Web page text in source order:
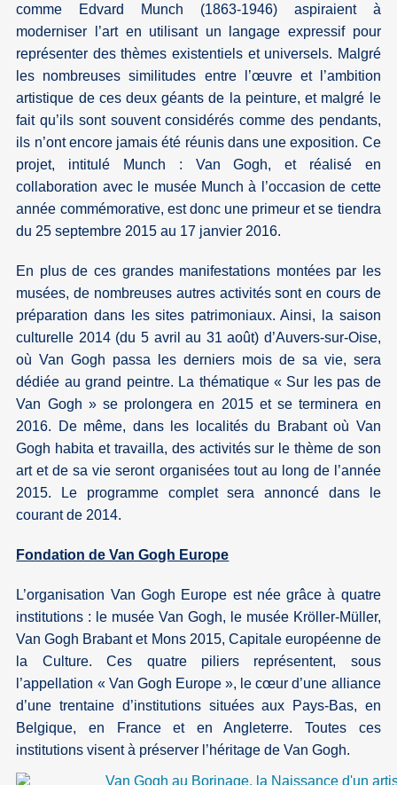
comme Edvard Munch (1863-1946) aspiraient à
moderniser l’art en utilisant un langage expressif pour
représenter des thèmes existentiels et universels. Malgré
les nombreuses similitudes entre l’œuvre et l’ambition
artistique de ces deux géants de la peinture, et malgré le
fait qu’ils sont souvent considérés comme des pendants,
ils n’ont encore jamais été réunis dans une exposition. Ce
projet, intitulé Munch : Van Gogh, et réalisé en
collaboration avec le musée Munch à l’occasion de cette
année commémorative, est donc une primeur et se tiendra
du 25 septembre 2015 au 17 janvier 2016.
En plus de ces grandes manifestations montées par les
musées, de nombreuses autres activités sont en cours de
préparation dans les sites patrimoniaux. Ainsi, la saison
culturelle 2014 (du 5 avril au 31 août) d’Auvers-sur-Oise,
où Van Gogh passa les derniers mois de sa vie, sera
dédiée au grand peintre. La thématique « Sur les pas de
Van Gogh » se prolongera en 2015 et se terminera en
2016. De même, dans les localités du Brabant où Van
Gogh habita et travailla, des activités sur le thème de son
art et de sa vie seront organisées tout au long de l’année
2015. Le programme complet sera annoncé dans le
courant de 2014.
Fondation de Van Gogh Europe
L’organisation Van Gogh Europe est née grâce à quatre
institutions : le musée Van Gogh, le musée Kröller-Müller,
Van Gogh Brabant et Mons 2015, Capitale européenne de
la Culture. Ces quatre piliers représentent, sous
l’appellation « Van Gogh Europe », le cœur d’une alliance
d’une trentaine d’institutions situées aux Pays-Bas, en
Belgique, en France et en Angleterre. Toutes ces
institutions visent à préserver l’héritage de Van Gogh.